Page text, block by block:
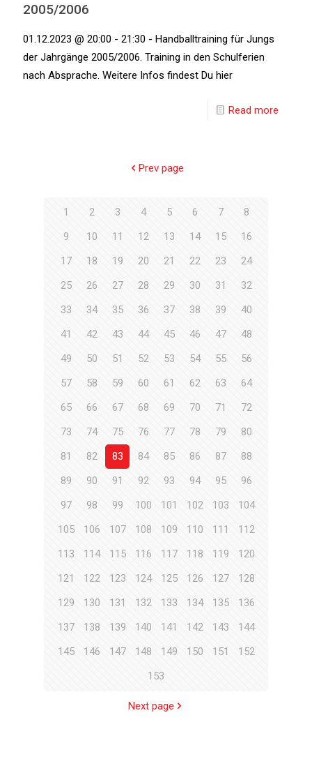
2005/2006
01.12.2023 @ 20:00 - 21:30 - Handballtraining für Jungs
der Jahrgänge 2005/2006. Training in den Schulferien
nach Absprache. Weitere Infos findest Du hier
Read more
Prev page
1 2 3 4 5 6 7
8
9
10 11 12 13 14 15
16
17
18 19 20 21 22 23
24
25
26 27 28 29 30 31
32
33
34 35 36 37 38 39
40
41
42 43 44 45 46 47
48
49
50 51 52 53 54 55
56
57
58 59 60 61 62 63
64
65
66 67 68 69 70 71
72
73
74 75 76 77 78 79
80
81
82 83 84 85 86 87
88
89
90 91 92 93 94 95
96
97
98 99 100 101 102 103
104
105
106 107 108 109 110 111
112
113
114 115 116 117 118 119
120
121
122 123 124 125 126 127
128
129
130 131 132 133 134 135
136
137
138 139 140 141 142 143
144
145
146 147 148 149 150 151
152
153
Next page